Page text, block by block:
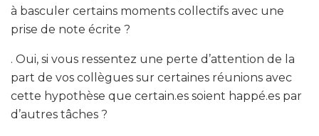
à basculer certains moments collectifs avec une
prise de note écrite ?
. Oui, si vous ressentez une perte d’attention de la
part de vos collègues sur certaines réunions avec
cette hypothèse que certain.es soient happé.es par
d’autres tâches ?